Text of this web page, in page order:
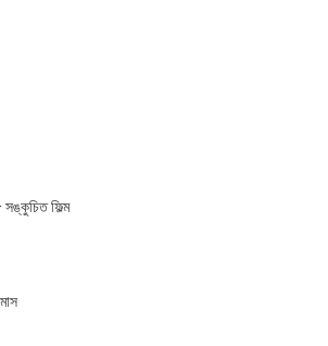
ফিল্ম